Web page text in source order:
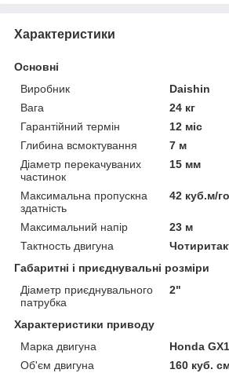
Характеристики
Основні
Виробник
Daishin
Вага
24 кг
Гарантійний термін
12 міс
Глибина всмоктування
7 м
Діаметр перекачуваних
частинок
15 мм
Максимальна пропускна
здатність
42 куб.м/
Максимальний напір
23 м
Тактность двигуна
Габаритні і приєднувальні розміри
Діаметр приєднувального
патрубка
2"
Характеристики приводу
Марка двигуна
Honda
Об'єм двигуна
160 куб.